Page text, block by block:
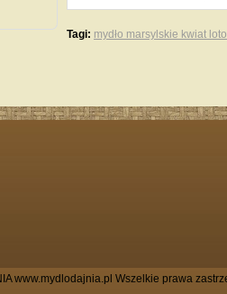
Tagi: mydło marsylskie kwiat
www.mydlodajnia.pl Wszelkie prawa